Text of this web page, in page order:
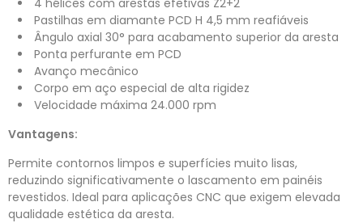
4 hélices com arestas efetivas Z2+2
Pastilhas em diamante PCD H 4,5 mm reafiáveis
Ângulo axial 30° para acabamento superior da aresta
Ponta perfurante em PCD
Avanço mecânico
Corpo em aço especial de alta rigidez
Velocidade máxima 24.000 rpm
Vantagens:
Permite contornos limpos e superfícies muito lisas,
reduzindo significativamente o lascamento em painéis
revestidos. Ideal para aplicações CNC que exigem elevada
qualidade estética da aresta.